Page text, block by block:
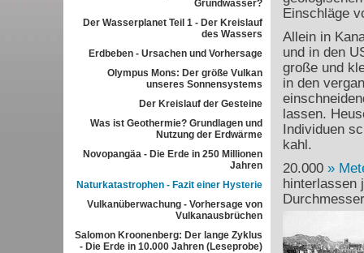
Grundwasser?
Der Wasserplanet Teil 1 - Der Kreislauf
des Wassers
Erdbeben - Ursachen und Vorhersage
Olympus Mons: Der größe Vulkan
unseres Sonnensystems
Der Kreislauf der Gesteine
Was ist Geothermie? Grundlagen und
Nutzung der Erdwärme
Novopangäa - Die Erde in 250 Millionen
Jahren
Naturkatastrophen - Fazit einer Hysterie
Vulkanüberwachung - Vorhersage von
Vulkanausbrüchen
Salomon Kroonenberg: Der lange Zyklus
- Die Erde in 10.000 Jahren (Leseprobe)
Einschläge
Allein in
und in den
große und
in den
lassen.
Individuen
kahl.
20.000
hinterlassen